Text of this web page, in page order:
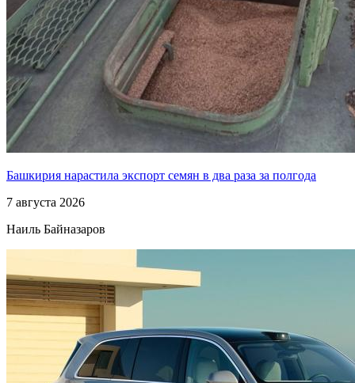
Башкирия нарастила экспорт семян в два раза за полгода
7 августа 2026
Наиль Байназаров